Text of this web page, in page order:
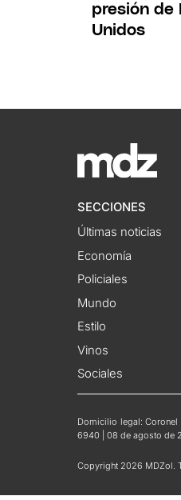
presión de
Unidos
SECCIONES
Últimas noticias
Economía
Policiales
Mundo
Estilo
Vinos
Sociales
Domicilio legal: Coronel
6940 | 08 de agosto de
Copyright 2026 MDZol.